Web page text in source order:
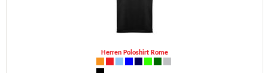
Herren Poloshirt Rome